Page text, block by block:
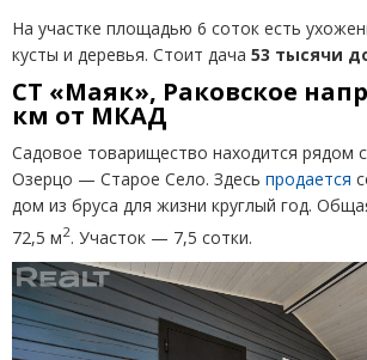
На участке площадью 6 соток есть
кусты и деревья. Стоит дача 53 тысячи
СТ «Маяк», Раковское
км от МКАД
Садовое товарищество находится рядом
Озерцо — Старое Село. Здесь продается
дом из бруса для жизни круглый год.
72,5 м2. Участок — 7,5 сотки.